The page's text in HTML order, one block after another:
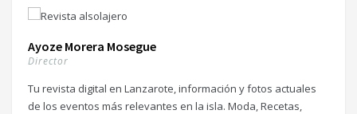
Ayoze Morera Mosegue
Director
Tu revista digital en Lanzarote, información y fotos actuales
de los eventos más relevantes en la isla. Moda, Recetas,